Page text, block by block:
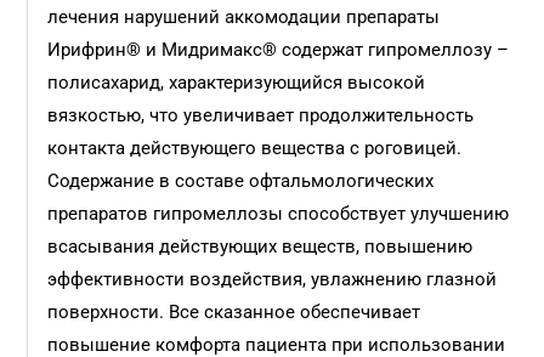
лечения нарушений аккомодации препараты
Ирифрин® и Мидримакс® содержат гипромеллозу –
полисахарид, характеризующийся высокой
вязкостью, что увеличивает продолжительность
контакта действующего вещества с роговицей.
Содержание в составе офтальмологических
препаратов гипромеллозы способствует улучшению
всасывания действующих веществ, повышению
эффективности воздействия, увлажнению глазной
поверхности. Все сказанное обеспечивает
повышение комфорта пациента при использовании